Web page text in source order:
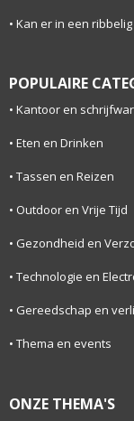
Kan er in een
POPULAIRE
Kantoor en
Eten en Drinken
Tassen en Reizen
Outdoor en Vrije Tijd
Gezondheid en
Technologie en
Gereedschap en
Thema en events
ONZE THEMA'S